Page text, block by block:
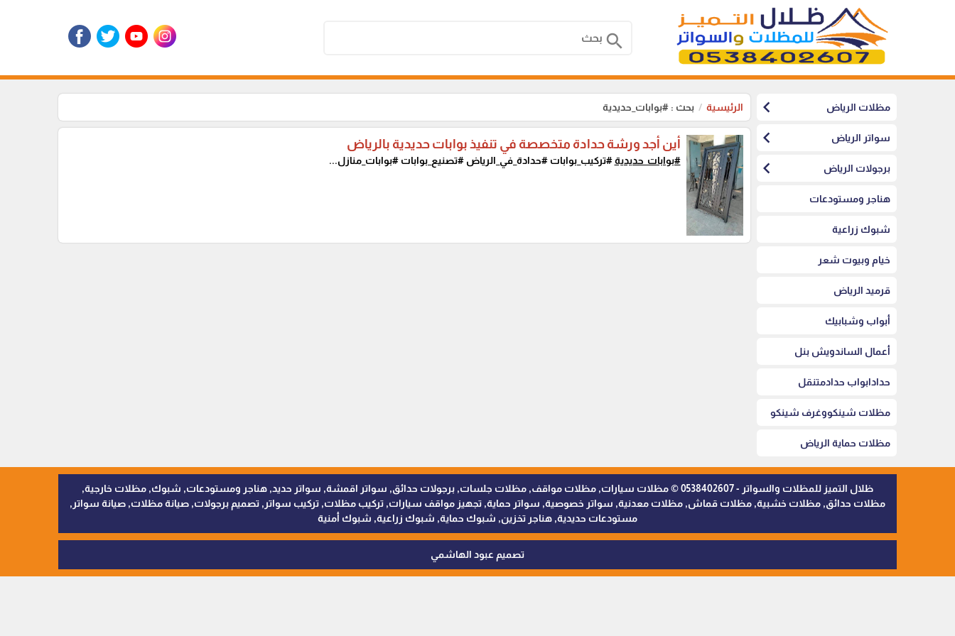
search
مظلات الرياض chevron_left
سواتر الرياض chevron_left
برجولات الرياض chevron_left
هناجر ومستودعات
شبوك زراعية
خيام وبيوت شعر
قرميد الرياض
أبواب وشبابيك
أعمال الساندويش بنل
حدادابواب حدادمتنقل
مظلات شينكووغرف شينكو
مظلات حماية الرياض
الرئيسية بحث : #بوابات_حديدية
أين أجد ورشة حدادة متخصصة في تنفيذ بوابات حديدية بالرياض
#بوابات_حديدية#تركيب_بوابات #حدادة_في_الرياض #تصنيع_بوابات #بوابات_منازل...
ظلال التميز للمظلات والسواتر - 0538402607 © مظلات سيارات, مظلات مواقف, مظلات جلسات, برجولات حدائق, سواتر اقمشة, سواتر حديد, هناجر ومستودعات, شبوك, مظلات خارجية,
مظلات حدائق, مظلات خشبية, مظلات قماش, مظلات معدنية, سواتر خصوصية, سواتر حماية, تجهيز مواقف سيارات, تركيب مظلات, تركيب سواتر, تصميم برجولات, صيانة مظلات, صيانة سواتر,
مستودعات حديدية, هناجر تخزين, شبوك حماية, شبوك زراعية, شبوك أمنية
تصميم عبود الهاشمي